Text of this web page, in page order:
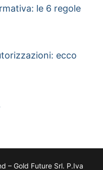
le 6 regole
ecco
– Gold Future Srl. P.Iva